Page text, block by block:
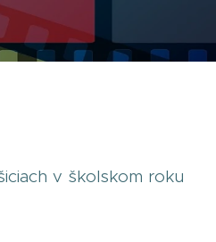
v školskom roku